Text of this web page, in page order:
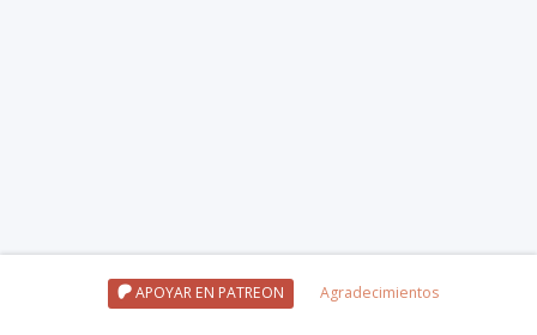
APOYAR EN PATREON Agradecimientos